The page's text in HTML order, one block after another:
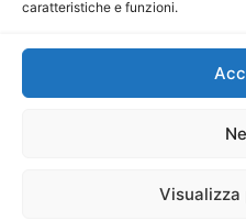
caratteristiche e funzioni.
Visualizza
P.IVA:
Mercurio Comunicazione
iscritta al Registro degli
Sito gestito daLa